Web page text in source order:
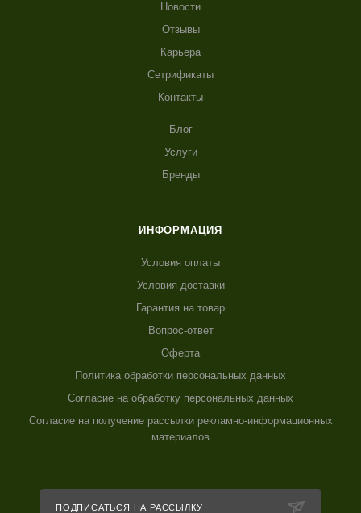
Новости
Отзывы
Карьера
Сетрификаты
Контакты
Блог
Услуги
Бренды
ИНФОРМАЦИЯ
Условия оплаты
Условия доставки
Гарантия на товар
Вопрос-ответ
Оферта
Политика обработки персональных данных
Согласие на обработку персональных данных
Согласие на получение рассылки рекламно-информационных
материалов
ПОДПИСАТЬСЯ НА РАССЫЛКУ